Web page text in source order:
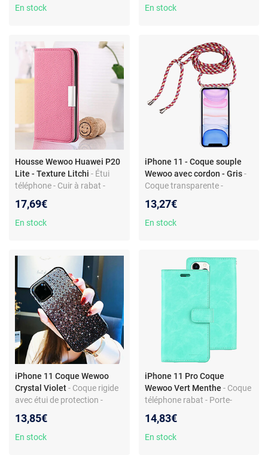
En stock En stock
Housse Wewoo Huawei P20
Lite - Texture Litchi - Étui
téléphone - Cuir à rabat -
Litchi
17,69€
En stock
iPhone 11 - Coque souple
Wewoo avec cordon - Gris -
Coque transparente -
léger et simple
13,27€
En stock
iPhone 11 Coque Wewoo
Crystal Violet- Coque rigide
avec étui de protection -
Accessoire pour iPhone 11
13,85€
En stock
iPhone 11 Pro Coque
Wewoo Vert Menthe - Coque
téléphone rabat - Porte-
Protection intégrale
14,83€
En stock